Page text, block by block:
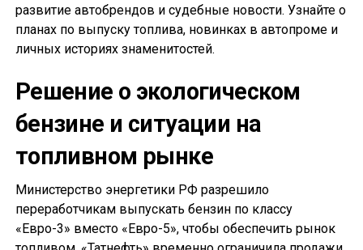
развитие автобрендов и судебные новости. Узнайте о
планах по выпуску топлива, новинках в автопроме и
личных историях знаменитостей.
Решение о экологическом
бензине и ситуации на
топливном рынке
Министерство энергетики РФ разрешило
переработчикам выпускать бензин по классу
«Евро-3» вместо «Евро-5», чтобы обеспечить рынок